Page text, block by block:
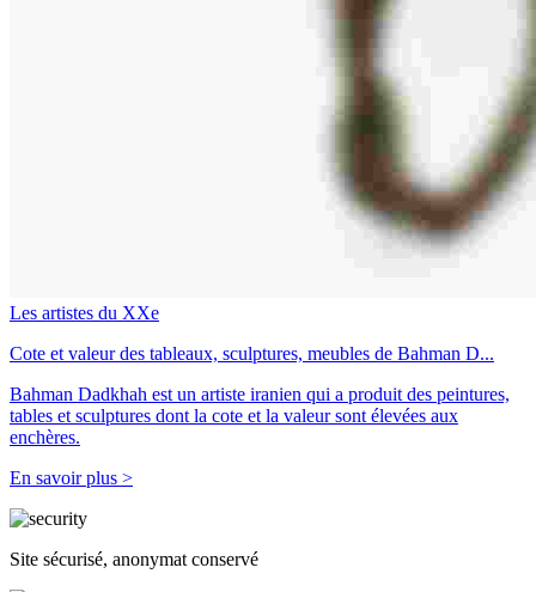
Les artistes du XXe
Cote et valeur des tableaux, sculptures, meubles de Bahman D...
Bahman Dadkhah est un artiste iranien qui a produit des peintures,
tables et sculptures dont la cote et la valeur sont élevées aux
enchères.
En savoir plus >
Site sécurisé, anonymat conservé